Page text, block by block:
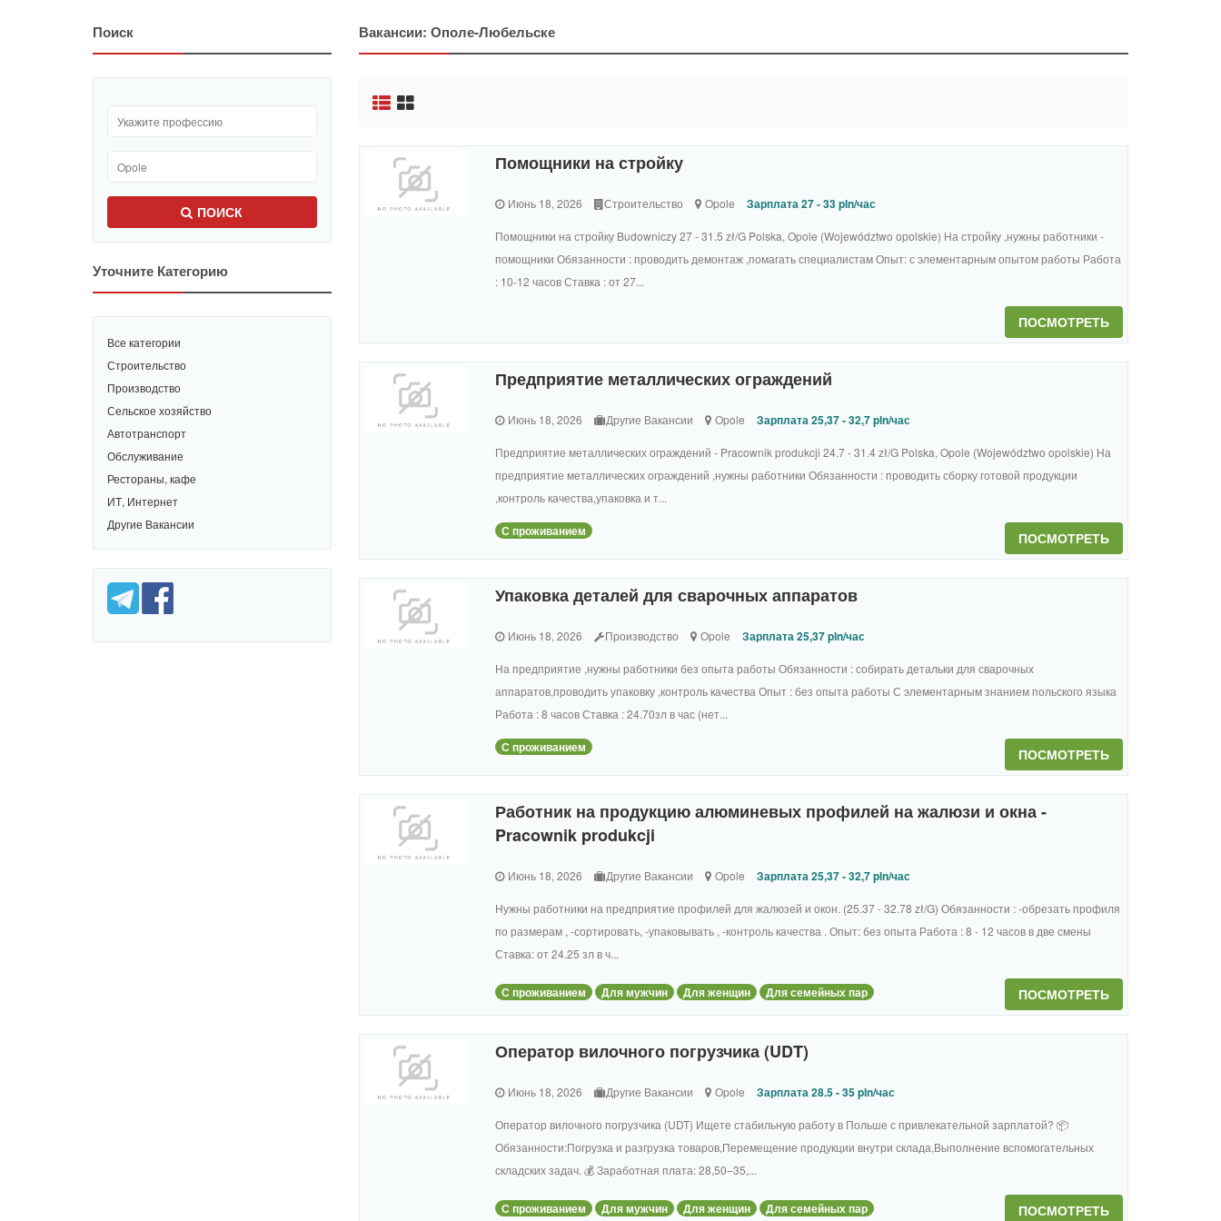
Поиск
ПОИСК
Уточните Категорию
Все категории
Строительство
Производство
Сельское хозяйство
Автотранспорт
Обслуживание
Рестораны, кафе
ИТ, Интернет
Другие Вакансии
Вакансии: Ополе-Любельске
Помощники на стройку
Июнь 18, 2026 Строительство Opole Зарплата 27 - 33 pln/час
Помощники на стройку Budowniczy 27 - 31.5 zł/G Polska, Opole (Województwo opolskie) На стройку ,нужны работники -
помощники Обязанности : проводить демонтаж ,помагать специалистам Опыт: с элементарным опытом работы Работа
: 10-12 часов Ставка : от 27...
ПОСМОТРЕТЬ
Предприятие металлических ограждений
Июнь 18, 2026 Другие Вакансии Opole Зарплата 25,37 - 32,7 pln/час
Предприятие металлических ограждений - Pracownik produkcji 24.7 - 31.4 zł/G Polska, Opole (Województwo opolskie) На
предприятие металлических ограждений ,нужны работники Обязанности : проводить сборку готовой продукции
,контроль качества,упаковка и т...
С проживанием ПОСМОТРЕТЬ
Упаковка деталей для сварочных аппаратов
Июнь 18, 2026 Производство Opole Зарплата 25,37 pln/час
На предприятие ,нужны работники без опыта работы Обязанности : собирать детальки для сварочных
аппаратов,проводить упаковку ,контроль качества Опыт : без опыта работы С элементарным знанием польского языка
Работа : 8 часов Ставка : 24.70зл в час (нет...
С проживанием ПОСМОТРЕТЬ
Работник на продукцию алюминевых профилей на жалюзи и окна -
Pracownik produkcji
Июнь 18, 2026 Другие Вакансии Opole Зарплата 25,37 - 32,7 pln/час
Нужны работники на предприятие профилей для жалюзей и окон. (25.37 - 32.78 zł/G) Обязанности : -обрезать профиля
по размерам , -сортировать, -упаковывать , -контроль качества . Опыт: без опыта Работа : 8 - 12 часов в две смены
Ставка: от 24.25 зл в ч...
С проживанием Для мужчин Для женщин Для семейных пар ПОСМОТРЕТЬ
Оператор вилочного погрузчика (UDT)
Июнь 18, 2026 Другие Вакансии Opole Зарплата 28.5 - 35 pln/час
Оператор вилочного погрузчика (UDT) Ищете стабильную работу в Польше с привлекательной зарплатой? 📦
Обязанности:Погрузка и разгрузка товаров,Перемещение продукции внутри склада,Выполнение вспомогательных
складских задач. 💰 Заработная плата: 28,50–35,...
С проживанием Для мужчин Для женщин Для семейных пар ПОСМОТРЕТЬ